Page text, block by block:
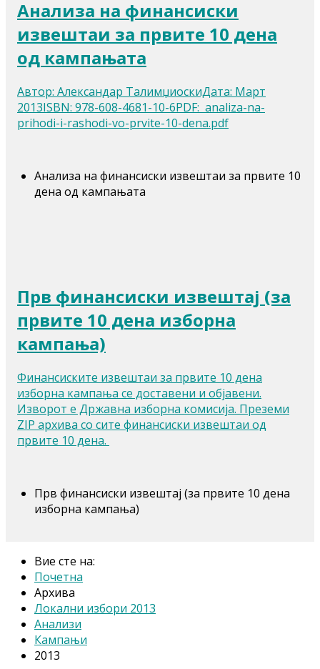
Анализа на финансиски
извештаи за првите 10 дена
од кампањата
Автор: Александар ТалимџиоскиДата: Март
2013ISBN: 978-608-4681-10-6PDF: analiza-na-
prihodi-i-rashodi-vo-prvite-10-dena.pdf
Анализа на финансиски извештаи за првите 10
дена од кампањата
Прв финансиски извештај (за
првите 10 дена изборна
кампања)
Финансиските извештаи за првите 10 дена
изборна кампања се доставени и објавени.
Изворот е Државна изборна комисија. Преземи
ZIP архива со сите финансиски извештаи од
првите 10 дена.
Прв финансиски извештај (за првите 10 дена
изборна кампања)
Вие сте на:
Почетна
Архива
Локални избори 2013
Анализи
Кампањи
2013